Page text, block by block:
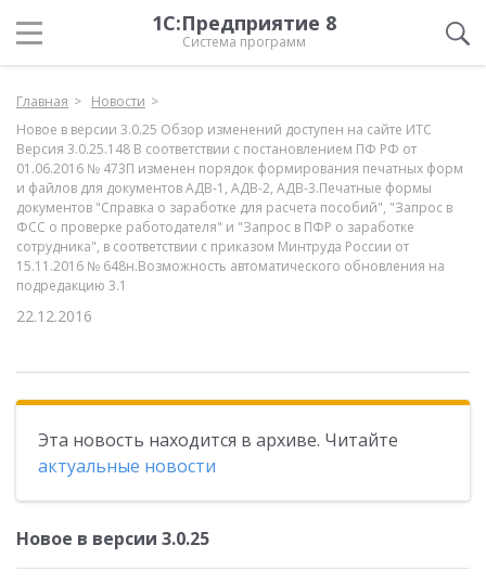
1С:Предприятие 8
Система программ
Главная
Новости
Новое в версии 3.0.25 Обзор изменений доступен на сайте ИТС
Версия 3.0.25.148 В соответствии с постановлением ПФ РФ от
01.06.2016 № 473П изменен порядок формирования печатных форм
и файлов для документов АДВ-1, АДВ-2, АДВ-3.Печатные формы
документов "Справка о заработке для расчета пособий", "Запрос в
ФСС о проверке работодателя" и "Запрос в ПФР о заработке
сотрудника", в соответствии с приказом Минтруда России от
15.11.2016 № 648н.Возможность автоматического обновления на
подредакцию 3.1
22.12.2016
Эта новость находится в архиве. Читайте
актуальные новости
Новое в версии 3.0.25